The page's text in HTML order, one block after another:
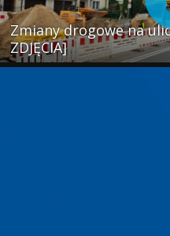
Zmiany drogowe na
ZDJĘCIA]